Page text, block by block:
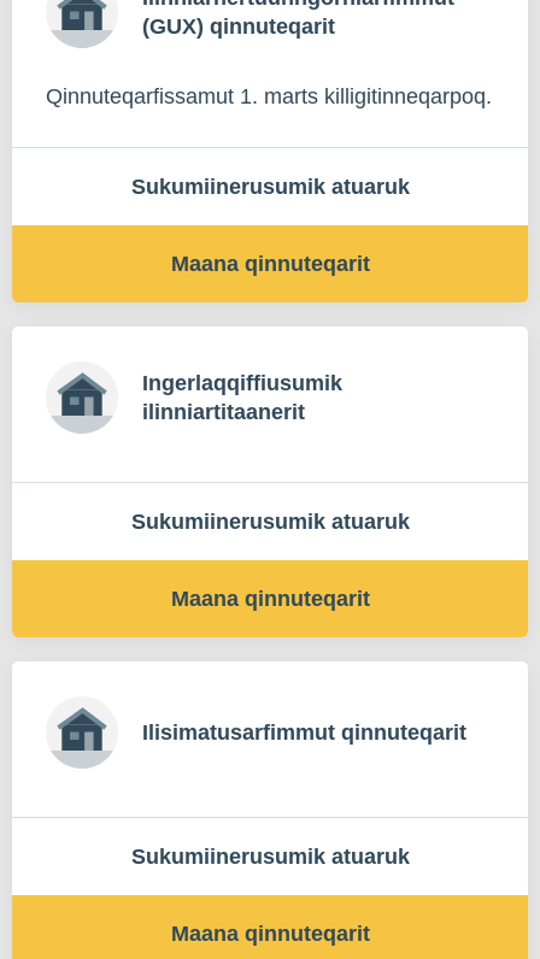
(GUX) qinnuteqarit
Qinnuteqarfissamut 1. marts killigitinneqarpoq.
Sukumiinerusumik atuaruk
Maana qinnuteqarit
Ingerlaqqiffiusumik
ilinniartitaanerit
Sukumiinerusumik atuaruk
Maana qinnuteqarit
Ilisimatusarfimmut qinnuteqarit
Sukumiinerusumik atuaruk
Maana qinnuteqarit